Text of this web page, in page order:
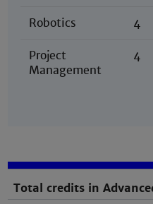
Robotics 4
Project
Management
4
Total credits in